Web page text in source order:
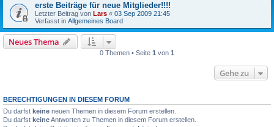
erste Beiträge für neue Mitglieder!!!!
Letzter Beitrag von Lars « 03 Sep 2009 21:45
Verfasst in Allgemeines Board
Neues Thema
0 Themen • Seite 1 von 1
Gehe zu
BERECHTIGUNGEN IN DIESEM FORUM
Du darfst keine neuen Themen in diesem Forum erstellen.
Du darfst keineAntworten zu Themen in diesem Forum erstellen.